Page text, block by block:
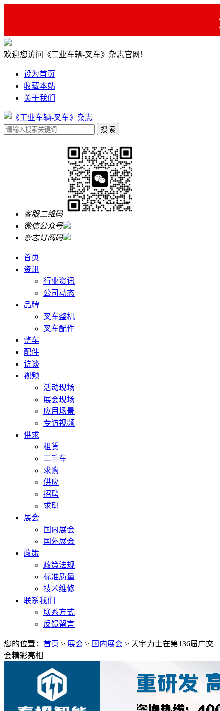
欢迎您访问《工业车辆-叉车》杂志官网！
设为首页
收藏本站
关于我们
客服二维码
微信公众号
杂志订阅码
首页
资讯
行业资讯
公司动态
品牌
叉车整机
叉车配件
整车
配件
访谈
视频
活动现场
展会现场
应用场景
专访视频
供求
租赁
二手车
求购
供应
招聘
求职
展会
国内展会
国外展会
政策
政策法规
标准质量
技术维修
联系我们
联系方式
反馈留言
您的位置： 首页 > 展会 > 国内展会 > 天宇力士在第136届广交
会精彩亮相